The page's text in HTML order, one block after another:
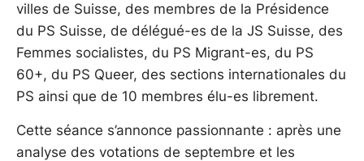
villes de Suisse, des membres de la Présidence
du PS Suisse, de délégué-es de la JS Suisse, des
Femmes socialistes, du PS Migrant-es, du PS
60+, du PS Queer, des sections internationales du
PS ainsi que de 10 membres élu-es librement.
Cette séance s’annonce passionnante : après une
analyse des votations de septembre et les